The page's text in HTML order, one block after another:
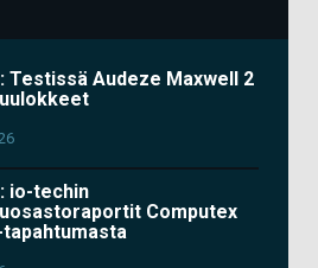
Testissä Audeze Maxwell 2
io-techin
Computex
tapahtumasta